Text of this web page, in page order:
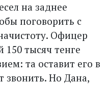
на заднее
поговорить с
Офицер
150 тысяч тенге
та оставит его в
звонить. Но Дана,